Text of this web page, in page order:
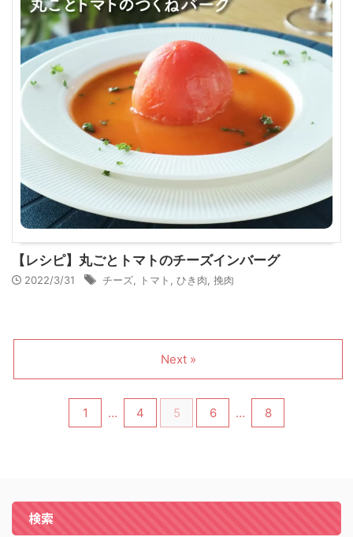
【レシピ】丸ごとトマトのチーズインバーグ
2022/3/31 チーズ トマト ひき肉 挽肉
1 … 4 5 6 … 8
Next »
検索